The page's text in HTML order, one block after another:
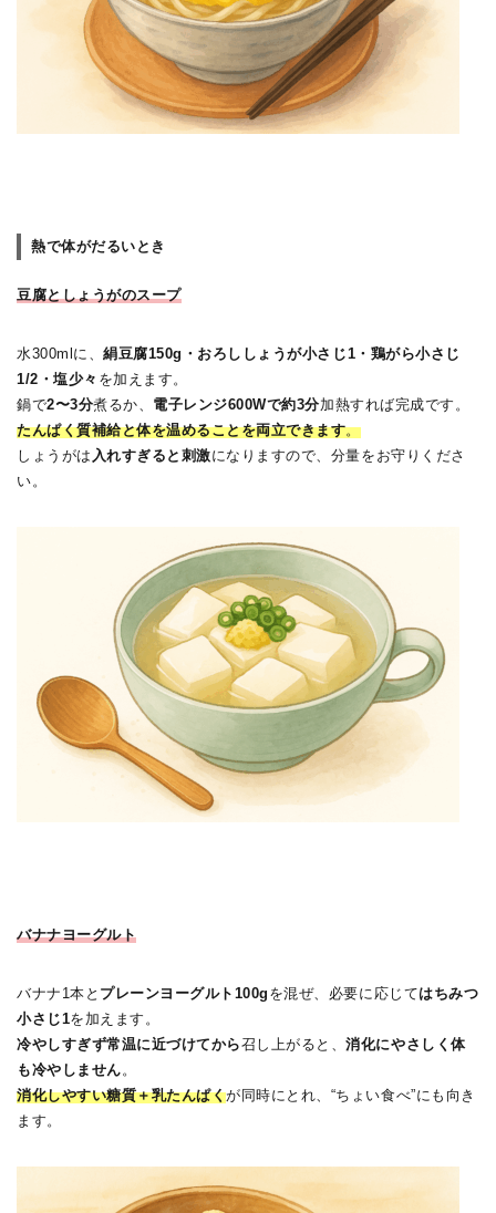
熱で体がだるいとき
豆腐としょうがのスープ
水300mlに、絹豆腐150g・おろししょうが小さじ1・鶏がら小さじ
1/2・塩少々 を加えます。
鍋で2〜3分煮るか、 電子レンジ600Wで約3分加熱すれば完成です。
たんぱく質補給と体を温めることを両立できます。
しょうがは 入れすぎると刺激になりますので、分量をお守りくださ
い。
バナナヨーグルト
バナナ1本と プレーンヨーグルト100g を混ぜ、必要に応じてはちみつ
小さじ1を加えます。
冷やしすぎず常温に近づけてから召し上がると、消化にやさしく体
も冷やしません。
消化しやすい糖質＋乳たんぱくが同時にとれ、“ちょい食べ”にも向き
ます。